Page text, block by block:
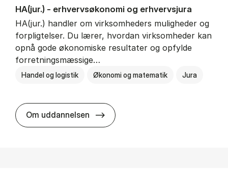
HA(jur.) - erhvervs­økonomi og erhvervs­jura
HA(jur.) handler om virksomheders muligheder og
forpligtelser. Du lærer, hvordan virksomheder kan
opnå gode økonomiske resultater og opfylde
forretningsmæssige…
Handel og logistik Økonomi og matematik Jura
Om uddannelsen HA(jur.) - erhvervs­økonomi og